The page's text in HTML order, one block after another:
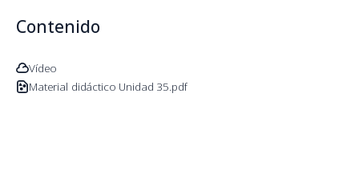
Contenido
Vídeo
Material didáctico Unidad 35.pdf